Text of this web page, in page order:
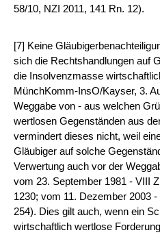
58/10, NZI 2011, 141 Rn. 12).
[7] Keine
sich die Rechtshandlungen auf
die Insolvenzmasse
MünchKomm-InsO/Kayser, 3.
Weggabe von - aus welchen
wertlosen Gegenständen aus
vermindert dieses nicht, weil
Gläubiger auf solche
Verwertung auch vor der
vom 23. September 1981 - VIII
1230; vom 11. Dezember 2003
254). Dies gilt auch, wenn ein
wirtschaftlich wertlose